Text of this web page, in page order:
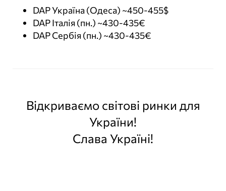
DAP Україна (Одеса) ~450-455$
DAP Італія (пн.) ~430-435€
DAP Сербія (пн.) ~430-435€
Відкриваємо світові ринки для
України!
Слава Україні!